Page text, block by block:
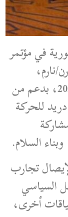
في مؤتمر
نارم،
أستراليا، يومي 29 و30 نيسان/أبريل 2026، بدعم من
للحركة
السلام.
تجارب
السياسي
أخرى،